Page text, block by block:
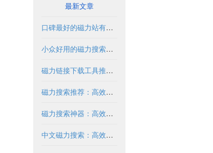
最新文章
口碑最好的磁力站有哪些推荐？2024年全面解析
小众好用的磁力搜索推荐与解析
磁力链接下载工具推荐与使用指南
磁力搜索推荐：高效获取资源的实用指南
磁力搜索神器：高效获取资源的必备工具
中文磁力搜索：高效获取资源的合法方式